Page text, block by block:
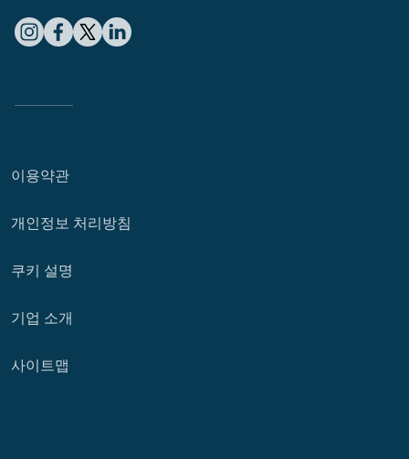
이용약관
개인정보 처리방침
쿠키 설명
기업 소개
사이트맵